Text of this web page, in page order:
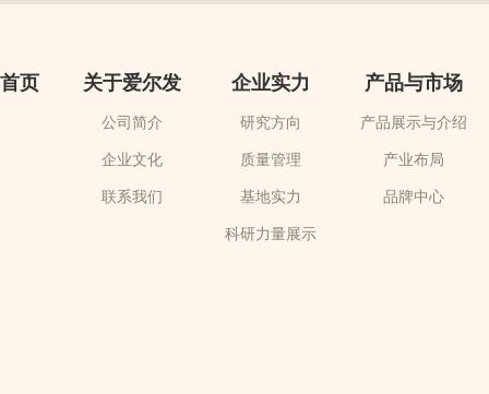
首页 关于爱尔发
公司简介
企业文化
联系我们
企业实力
研究方向
质量管理
基地实力
科研力量展示
产品与市场
产品展示与介绍
产业布局
品牌中心